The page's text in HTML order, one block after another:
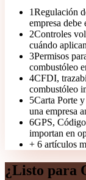
1Regulación
empresa debe
2Controles
cuándo
3Permisos
combustóleo
4CFDI,
combustóleo
5Carta Porte
una empresa
6GPS,
importan en
+ 6 artículos
¿Listo para